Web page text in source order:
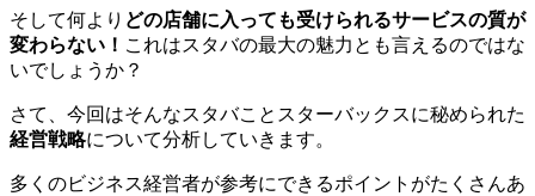
そして何より どの店舗に入っても受けられるサービスの質が
変わらない！ これはスタバの最大の魅力とも言えるのではな
いでしょうか？
さて、今回はそんなスタバことスターバックスに秘められた
経営戦略について分析していきます。
多くのビジネス経営者が参考にできるポイントがたくさんあ